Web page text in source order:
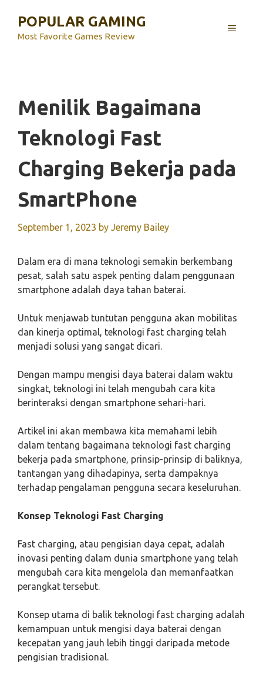
content
POPULAR GAMING
Most Favorite Games Review
MENU
Menilik Bagaimana
Teknologi Fast
Charging Bekerja pada
SmartPhone
September 1, 2023 by Jeremy Bailey
Dalam era di mana teknologi semakin berkembang
pesat, salah satu aspek penting dalam penggunaan
smartphone adalah daya tahan baterai.
Untuk menjawab tuntutan pengguna akan mobilitas
dan kinerja optimal, teknologi fast charging telah
menjadi solusi yang sangat dicari.
Dengan mampu mengisi daya baterai dalam waktu
singkat, teknologi ini telah mengubah cara kita
berinteraksi dengan smartphone sehari-hari.
Artikel ini akan membawa kita memahami lebih
dalam tentang bagaimana teknologi fast charging
bekerja pada smartphone, prinsip-prinsip di baliknya,
tantangan yang dihadapinya, serta dampaknya
terhadap pengalaman pengguna secara keseluruhan.
Konsep Teknologi Fast Charging
Fast charging, atau pengisian daya cepat, adalah
inovasi penting dalam dunia smartphone yang telah
mengubah cara kita mengelola dan memanfaatkan
perangkat tersebut.
Konsep utama di balik teknologi fast charging adalah
kemampuan untuk mengisi daya baterai dengan
kecepatan yang jauh lebih tinggi daripada metode
pengisian tradisional.